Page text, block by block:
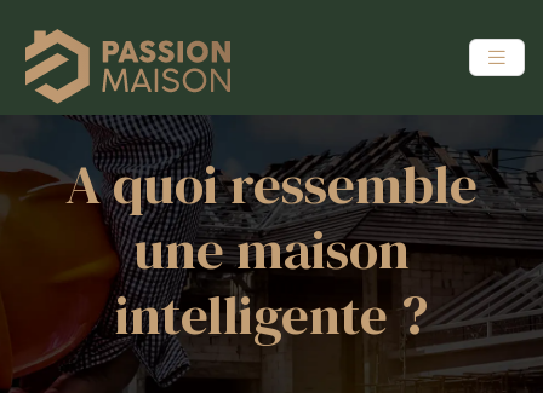
A quoi ressemble
une maison
intelligente ?